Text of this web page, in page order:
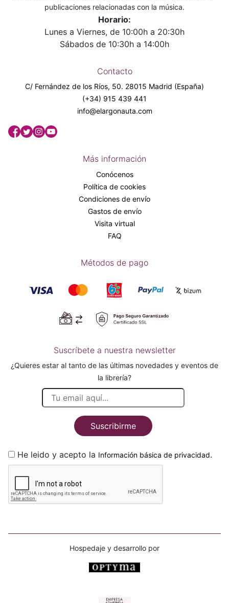
publicaciones relacionadas con la música.
Horario:
Lunes a Viernes, de 10:00h a 20:30h
Sábados de 10:30h a 14:00h
Contacto
C/ Fernández de los Ríos, 50. 28015 Madrid (España)
(+34) 915 439 441
info@elargonauta.com
Más información
Conócenos
Política de cookies
Condiciones de envío
Gastos de envío
Visita virtual
FAQ
Métodos de pago
Suscríbete a nuestra newsletter
¿Quieres estar al tanto de las últimas novedades y eventos de
la librería?
Suscribirme
He leido y acepto la Información básica de privacidad.
Hospedaje y desarrollo por